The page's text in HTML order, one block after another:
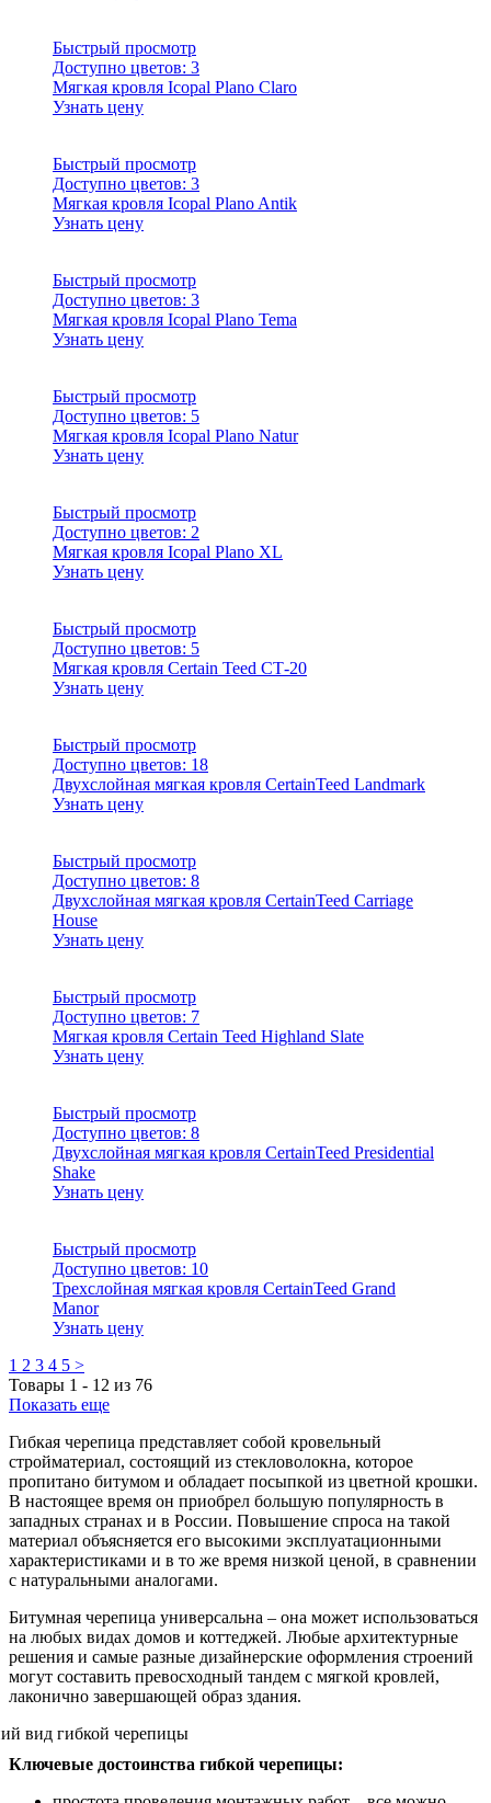
Быстрый просмотр
Доступно цветов: 3
Мягкая кровля Icopal Plano Claro
Узнать цену
Быстрый просмотр
Доступно цветов: 3
Мягкая кровля Icopal Plano Antik
Узнать цену
Быстрый просмотр
Доступно цветов: 3
Мягкая кровля Icopal Plano Tema
Узнать цену
Быстрый просмотр
Доступно цветов: 5
Мягкая кровля Icopal Plano Natur
Узнать цену
Быстрый просмотр
Доступно цветов: 2
Мягкая кровля Icopal Plano XL
Узнать цену
Быстрый просмотр
Доступно цветов: 5
Мягкая кровля Certain Teed СТ-20
Узнать цену
Быстрый просмотр
Доступно цветов: 18
Двухслойная мягкая кровля CertainTeed Landmark
Узнать цену
Быстрый просмотр
Доступно цветов: 8
Двухслойная мягкая кровля CertainTeed Carriage
House
Узнать цену
Быстрый просмотр
Доступно цветов: 7
Мягкая кровля Certain Teed Highland Slate
Узнать цену
Быстрый просмотр
Доступно цветов: 8
Двухслойная мягкая кровля CertainTeed Presidential
Shake
Узнать цену
Быстрый просмотр
Доступно цветов: 10
Трехслойная мягкая кровля CertainTeed Grand
Manor
Узнать цену
1 2 3 4 5 >
Товары 1 - 12 из 76
Показать еще
Гибкая черепица представляет собой кровельный
стройматериал, состоящий из стекловолокна, которое
пропитано битумом и обладает посыпкой из цветной крошки.
В настоящее время он приобрел большую популярность в
западных странах и в России. Повышение спроса на такой
материал объясняется его высокими эксплуатационными
характеристиками и в то же время низкой ценой, в сравнении
с натуральными аналогами.
Битумная черепица универсальна – она может использоваться
на любых видах домов и коттеджей. Любые архитектурные
решения и самые разные дизайнерские оформления строений
могут составить превосходный тандем с мягкой кровлей,
лаконично завершающей образ здания.
Ключевые достоинства гибкой черепицы: